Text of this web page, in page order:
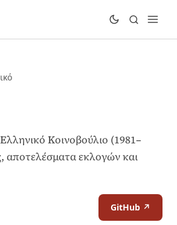
Κοινοβούλιο (1981–
αποτελέσματα εκλογών και
GitHub ↗